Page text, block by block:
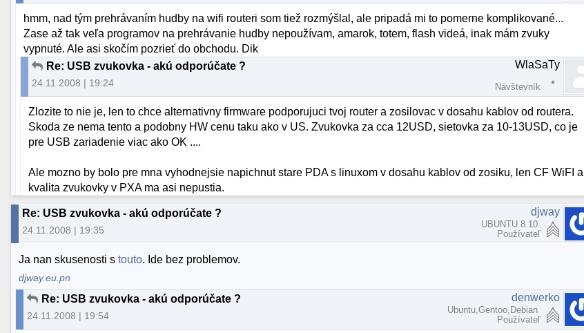
hmm, nad tým prehrávaním hudby na wifi routeri som tiež rozmýšlal, ale pripadá mi to pomerne komplikované...
Zase až tak veľa programov na prehrávanie hudby nepoužívam, amarok, totem, flash videá, inak mám zvuky
vypnuté. Ale asi skočím pozrieť do obchodu. Dik
Re: USB zvukovka - akú odporúčate ?
24.11.2008 | 19:24
WlaSaTy
Návštevník
Zlozite to nie je, len to chce alternativny firmware podporujuci tvoj router a zosilovac v dosahu kablov od routera.
Skoda ze nema tento a podobny HW cenu taku ako v US. Zvukovka za cca 12USD, sietovka za 10-13USD, co je
pre USB zariadenie viac ako OK ....
Ale mozno by bolo pre mna vyhodnejsie napichnut stare PDA s linuxom v dosahu kablov od zosiku, len CF WiFI a
kvalita zvukovky v PXA ma asi nepustia.
Re: USB zvukovka - akú odporúčate ?
24.11.2008 | 19:35
djway
UBUNTU 8.10
Používateľ
Ja nan skusenosti stouto. Ide bez problemov.
djway.eu.pn
Re: USB zvukovka - akú odporúčate ?
24.11.2008 | 19:54
denwerko
Ubuntu,Gentoo,Debian
Používateľ